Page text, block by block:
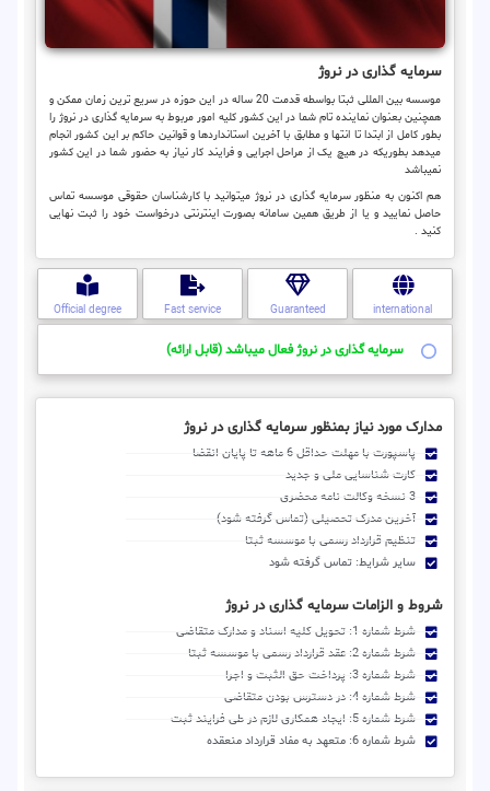
سرمایه گذاری در نروژ
موسسه بین المللی ثبتا بواسطه قدمت 20 ساله در این حوزه در سریع ترین زمان ممکن و
همچنین بعنوان نماینده تام شما در این کشور کلیه امور مربوط به سرمایه گذاری در نروژ را
بطور کامل از ابتدا تا انتها و مطابق با آخرین استانداردها و قوانین حاکم بر این کشور انجام
میدهد بطوریکه در هیچ یک از مراحل اجرایی و فرایند کار نیاز به حضور شما در این کشور
نمیباشد
هم اکنون به منظور سرمایه گذاری در نروژ میتوانید با کارشناسان حقوقی موسسه تماس
حاصل نمایید و یا از طریق همین سامانه بصورت اینترنتی درخواست خود را ثبت نهایی
کنید .
international
Guaranteed
Fast service
Official degree
سرمایه گذاری در نروژ فعال میباشد (قابل ارائه)
مدارک مورد نیاز بمنظور سرمایه گذاری در نروژ
پاسپورت با مهلت حداقل 6 ماهه تا پایان انقضا
کارت شناسایی ملی و جدید
3 نسخه وکالت نامه محضری
آخرین مدرک تحصیلی (تماس گرفته شود)
تنظیم قرارداد رسمی با موسسه ثبتا
سایر شرایط: تماس گرفته شود
شروط و الزامات سرمایه گذاری در نروژ
شرط شماره 1: تحویل کلیه اسناد و مدارک متقاضی
شرط شماره 2: عقد قرارداد رسمی با موسسه ثبتا
شرط شماره 3: پرداخت حق الثبت و اجرا
شرط شماره 4: در دسترس بودن متقاضی
شرط شماره 5: ایجاد همکاری لازم در طی فرایند ثبت
شرط شماره 6: متعهد به مفاد قرارداد منعقده